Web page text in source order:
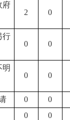
府
2 0
行
0 0
明
0 0
0 0
0 0